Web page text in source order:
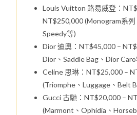
Louis Vuitton 路易威登：
NT$250,000 (Monogram系列
Speedy等)
Dior 迪奧：NT$45,000 –
Dior、Saddle Bag、Dior Caro
Celine 思琳：NT$25,000 –
(Triomphe、Luggage、Belt
Gucci 古馳：NT$20,000 –
(Marmont、Ophidia、